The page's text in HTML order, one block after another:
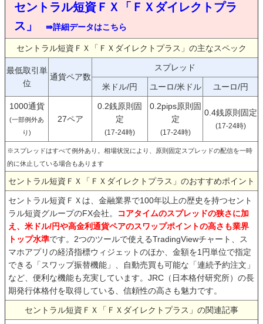
セントラル短資ＦＸ「ＦＸダイレクトプラ
ス」
⇛詳細データはこちら
セントラル短資ＦＸ「ＦＸダイレクトプラス」の主なスペック
最低取引単
位
通貨ペア数
スプレッド
米ドル/円 ユーロ/米ドル ユーロ/円
1000通貨
(一部例外あ
り)
27ペア
0.2銭原則固
定
(17-24時)
0.2pips原則固
定
(17-24時)
0.4銭原則固定
(17-24時)
※スプレッドはすべて例外あり。相場状況により、原則固定スプレッドの配信を一時
的に休止している場合もあります
セントラル短資ＦＸ「ＦＸダイレクトプラス」のおすすめポイント
セントラル短資ＦＸは、金融業界で100年以上の歴史を持つセント
ラル短資グループのFX会社。
コアタイムのスプレッドの狭さに加
え、米ドル/円や高金利通貨ペアのスワップポイントの高さも業界
トップ水準です。2つのツールで使えるTradingViewチャート、ス
マホアプリの経済指標ウィジェットのほか、金額を1円単位で指定
できる「スワップ振替機能」、自動売買も可能な「連続予約注文」
など、便利な機能も充実しています。JRC（日本格付研究所）の長
期発行体格付を取得している、信頼性の高さも魅力です。
セントラル短資ＦＸ「ＦＸダイレクトプラス」の関連記事